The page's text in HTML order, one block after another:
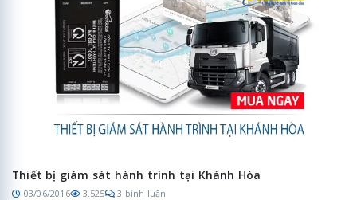
Thiết bị giám sát hành trình tại Khánh Hòa
03/06/2016 3.525 3 bình luận